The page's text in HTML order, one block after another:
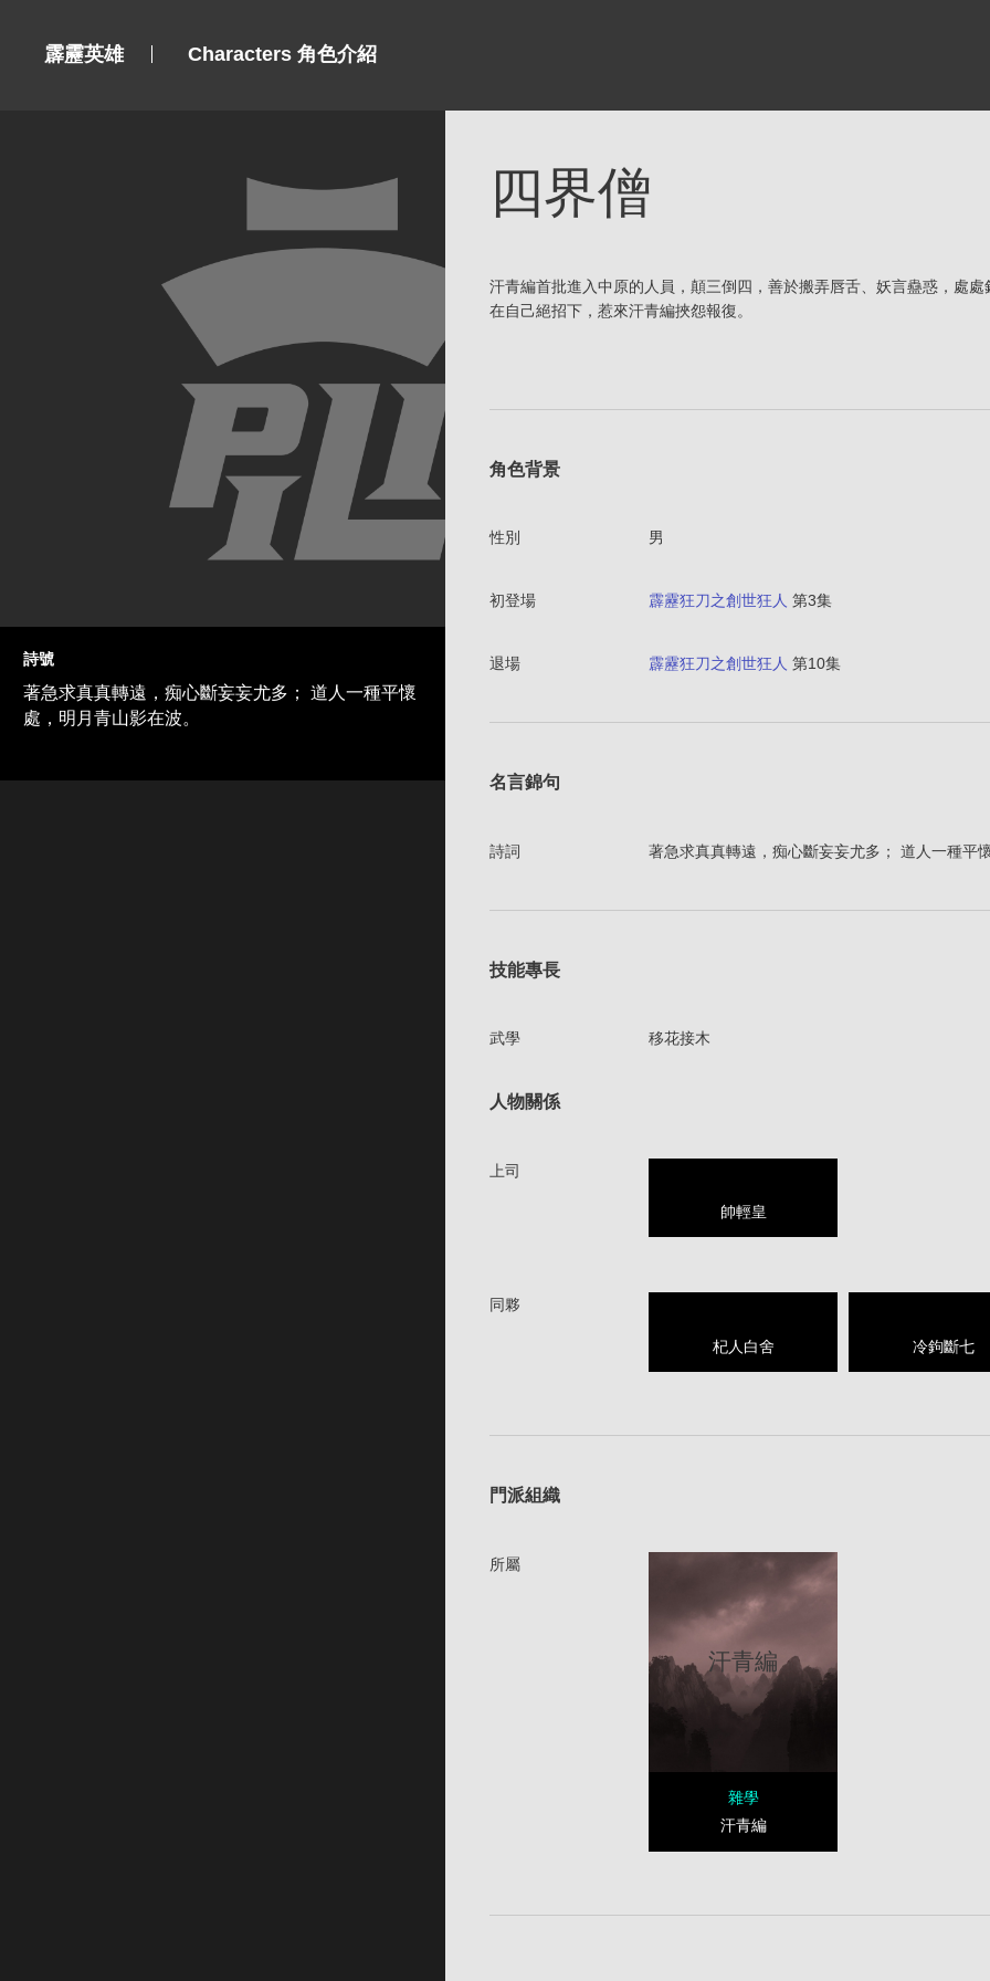
霹靂英雄 Characters 角色介紹
詩號
著急求真真轉遠，痴心斷妄妄尤多； 道人一種平懷
處，明月青山影在波。
四界僧
汗青編首批進入中原的人員，顛三倒四，善於搬弄唇舌、妖言蠱惑，處
在自己絕招下，惹來汗青編挾怨報復。
角色背景
性別 男
初登場 霹靂狂刀之創世狂人 第3集
退場 霹靂狂刀之創世狂人 第10集
名言錦句
詩詞 著急求真真轉遠，痴心斷妄妄尤多； 道人一種平
技能專長
武學 移花接木
人物關係
上司
帥輕皇
同夥
杞人白舍 冷鉤斷七
門派組織
所屬
汗青編
雜學
汗青編